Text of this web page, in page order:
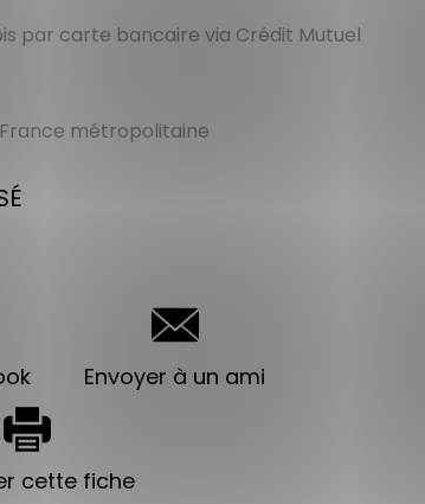
par carte bancaire via Crédit Mutuel
métropolitaine
Envoyer à un ami
cette fiche